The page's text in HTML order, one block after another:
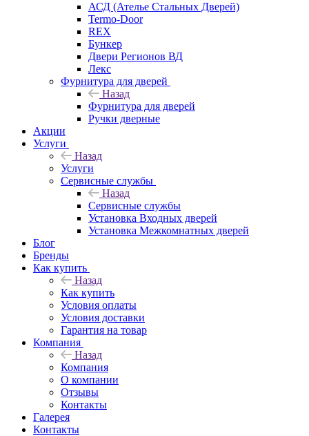
АСД (Ателье Стальных Дверей)
Termo-Door
REX
Бункер
Двери Регионов ВД
Лекс
Фурнитура для дверей
Назад
Фурнитура для дверей
Ручки дверные
Акции
Услуги
Назад
Услуги
Сервисные службы
Назад
Сервисные службы
Установка Входных дверей
Установка Межкомнатных дверей
Блог
Бренды
Как купить
Назад
Как купить
Условия оплаты
Условия доставки
Гарантия на товар
Компания
Назад
Компания
О компании
Отзывы
Контакты
Галерея
Контакты